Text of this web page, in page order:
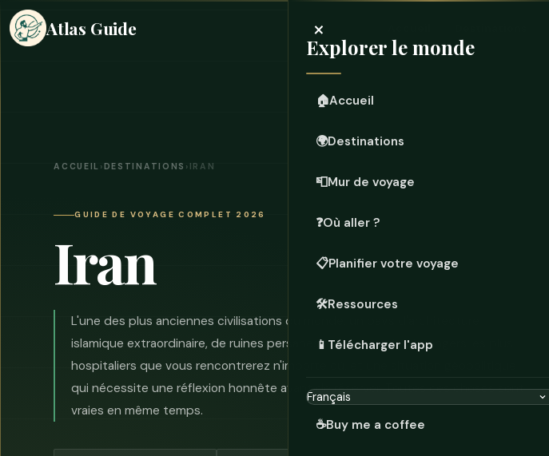
Atlas Guide ×
Explorer le monde
🏠Accueil
🌍Destinations
📮Mur de voyage
❓Où aller ?
📋Planifier votre voyage
🛠️Ressources
📱 Télécharger l'app
☕Buy me a coffee
ACCUEIL ›DESTINATIONS › IRAN
GUIDE DE VOYAGE COMPLET 2026
Iran
L'une des plus anciennes civilisations du monde, un pays d'architecture
islamique extraordinaire, de ruines persanes anciennes, des étrangers les plus
hospitaliers que vous rencontrerez n'importe où, et une situation géopolitique
qui nécessite une réflexion honnête avant de réserver. Toutes ces choses sont
vraies en même temps.